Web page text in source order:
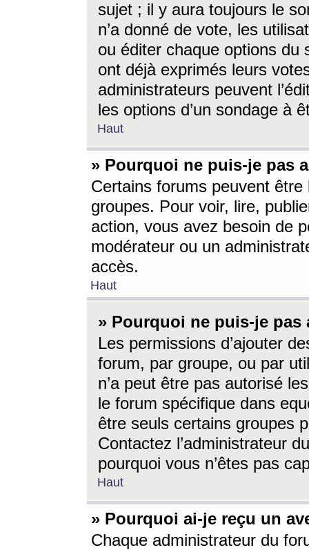
sujet ; il y aura toujours le
n’a donné de vote, les
ou éditer chaque options du
ont déjà exprimés leurs
administrateurs peuvent
les options d’un sondage à
Haut
» Pourquoi ne puis-je pas
Certains forums peuvent être
groupes. Pour voir, lire,
action, vous avez besoin de
modérateur ou un
accès.
Haut
» Pourquoi ne puis-je
Les permissions d’ajouter
forum, par groupe, ou par
n’a peut être pas autorisé
le forum spécifique dans
être seuls certains groupes
Contactez l’administrateur
pourquoi vous n’êtes pas
Haut
» Pourquoi ai-je reçu un
Chaque administrateur du